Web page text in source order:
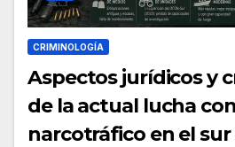
CRIMINOLOGÍA
Aspectos jurídicos y
de la actual lucha
narcotráfico en el sur